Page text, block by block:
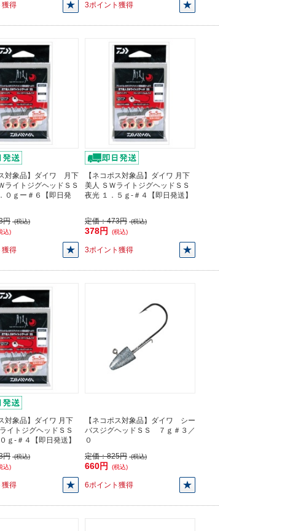
獲得 3ポイント獲得
ス対象品】ダイワ 月下
イトジグヘッドＳＳ
ｇー＃６【即日発
円 (税込)
込)
獲得
【ネコポス対象品】ダイワ 月下
美人 ＳＷライトジグヘッドＳＳ
夜光 １．５ｇ-＃４【即日発送】
定価：473円 (税込)
378円 (税込)
3ポイント獲得
対象品】ダイワ 月下
イトジグヘッドＳＳ
ｇ-＃４【即日発送】
円 (税込)
込)
獲得
【ネコポス対象品】ダイワ シー
バスジグヘッドＳＳ ７ｇ＃３／
０
定価：825円 (税込)
660円 (税込)
6ポイント獲得